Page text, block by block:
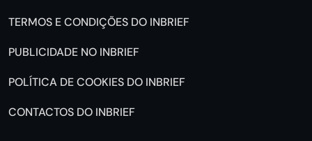
TERMOS E CONDIÇÕES DO INBRIEF
PUBLICIDADE NO INBRIEF
POLÍTICA DE COOKIES DO INBRIEF
CONTACTOS DO INBRIEF